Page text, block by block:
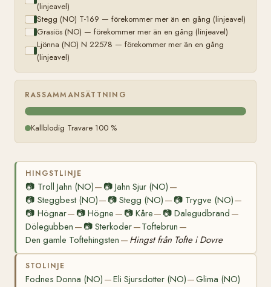
(linjeavel)
Stegg (NO) T-169 — förekommer mer än en gång (linjeavel)
Grasiös (NO) — förekommer mer än en gång (linjeavel)
Ljönna (NO) N 22578 — förekommer mer än en gång
(linjeavel)
RASSAMMANSÄTTNING
Kallblodig Travare 100 %
HINGSTLINJE
📷 Troll Jahn (NO)— 📷Jahn Sjur (NO) —
📷 Steggbest (NO)— 📷Stegg (NO) — 📷 Trygve (NO)—
📷 Högnar— 📷Högne — 📷 Kåre— 📷 Dalegudbrand —
Dölegubben — 📷Sterkoder—Toftebrun —
Den gamle Toftehingsten — Hingst från Tofte i Dovre
STOLINJE
Fodnes Donna (NO) —Eli Sjursdotter (NO)—Glima (NO)